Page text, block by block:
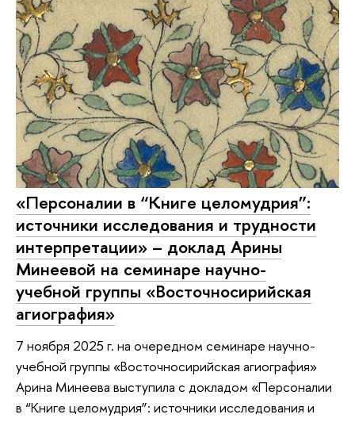
«Персоналии в “Книге целомудрия”:
источники исследования и трудности
интерпретации» – доклад Арины
Минеевой на семинаре научно-
учебной группы «Восточносирийская
агиография»
7 ноября 2025 г. на очередном семинаре научно-
учебной группы «Восточносирийская агиография»
Арина Минеева выступила с докладом «Персоналии
в “Книге целомудрия”: источники исследования и